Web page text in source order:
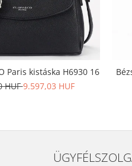
Paris kistáska H6930 16
HUF9.597,03 HUF